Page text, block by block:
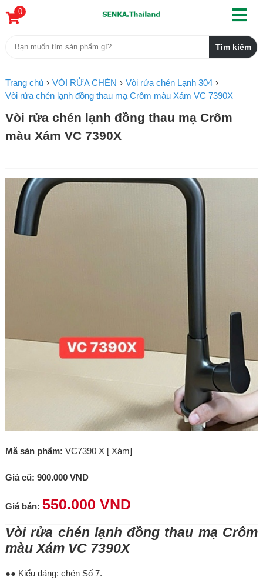
0
Trang chủ VÒI RỬA CHÉN
Vòi rửa chén Lạnh 304
Vòi rửa chén lạnh đồng thau mạ Crôm màu Xám VC 7390X
Vòi rửa chén lạnh đồng thau mạ Crôm
màu Xám VC 7390X
Mã sản phẩm: VC7390 X [ Xám]
Giá cũ: 900.000 VND
Giá bán: 550.000 VND
Vòi rửa chén lạnh đồng thau mạ Crôm
màu Xám VC 7390X
●● Kiểu dáng: chén Số 7.